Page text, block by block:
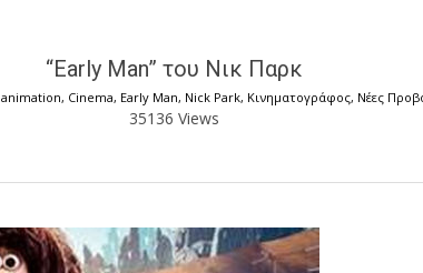
“Early Man” του Νικ Παρκ
animation, Cinema, Early Man, Nick Park, Κινηματογράφος, Νέες
35136 Views